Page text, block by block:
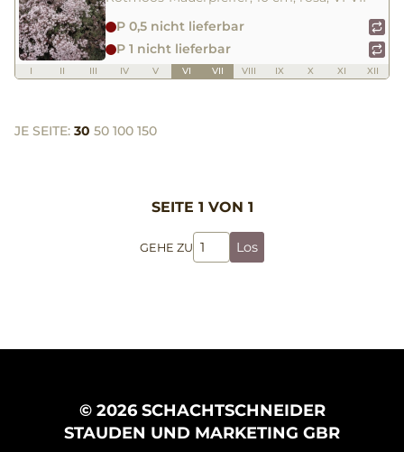
P 0,5 nicht lieferbar
P 1 nicht lieferbar
I II III IV V VI VII VIII IX X XI XII
JE SEITE: 30 50 100 150
SEITE 1 VON 1
GEHE ZU Los
© 2026 SCHACHTSCHNEIDER
STAUDEN UND MARKETING GBR